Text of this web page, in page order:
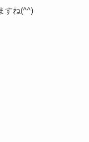
すね(^^)